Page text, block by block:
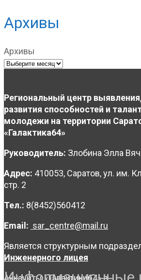
Архивы
Архивы
Региональный центр
развития способностей и
молодежи на территории
«Галактика64»
Руководитель: Злобина Элла
Адрес: 410053, Саратов, ул. им.
стр. 2
Тел.: 8(8452)560412
Email: sar_centre@mail.ru
Является структурным
Инженерного лицея
Аккаунты «Галактики64» в